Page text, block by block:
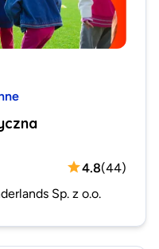
4.8(44)
Sp. z o.o.